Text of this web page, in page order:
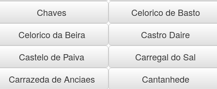
Chaves
Celorico de Basto
Celorico da Beira
Castro Daire
Castelo de Paiva
Carregal do Sal
Carrazeda de Anciaes
Cantanhede